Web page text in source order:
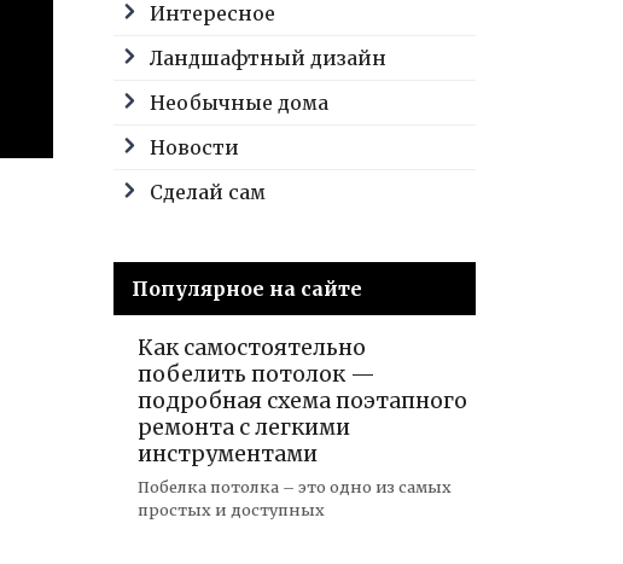
Интересное
Ландшафтный дизайн
Необычные дома
Новости
Сделай сам
Популярное на сайте
Как самостоятельно
побелить потолок —
подробная схема поэтапного
ремонта с легкими
инструментами
Побелка потолка – это одно из самых
простых и доступных